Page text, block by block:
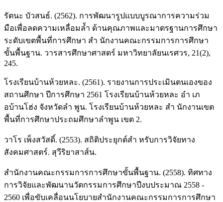
รัตนะ บัวสนธ์. (2562). การพัฒนารูปแบบบูรณาการความร่วม
มือเพื่อลดความเหลื่อมล้ำ ด้านคุณภาพและมาตรฐานการศึกษา
ระดับเขตพื้นที่การศึกษา สำ นักงานคณะกรรมการการศึกษา
ขั้นพื้นฐาน. วารสารศึกษาศาสตร์ มหาวิทยาลัยนเรศวร, 21(2),
245.
โรงเรียนบ้านห้วยหละ. (2561). รายงานการประเมินตนเองของ
สถานศึกษา ปีการศึกษา 2561 โรงเรียนบ้านห้วยหละ อำ เภ
อบ้านโฮ่ง จังหวัดลำ พูน. โรงเรียนบ้านห้วยหละ สำ นักงานเขต
พื้นที่การศึกษาประถมศึกษาลำพูน เขต 2.
วาโร เพ็งสวัสดิ์. (2553). สถิติประยุกต์สำ หรับการวิจัยทาง
สังคมศาสตร์. สุวีริยาสาส์น.
สำนักงานคณะกรรมการการศึกษาขั้นพื้นฐาน. (2558). ทิศทาง
การวิจัยและพัฒนานวัตกรรมการศึกษาปีงบประมาณ 2558 -
2560 เพื่อขับเคลื่อนนโยบายสำนักงานคณะกรรมการการศึกษา